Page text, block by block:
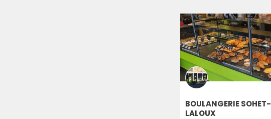
BOULANGERIE SOHET-
LALOUX